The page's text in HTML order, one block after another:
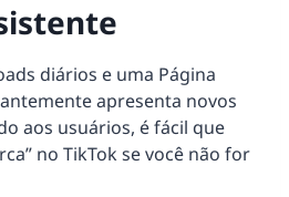
diários e uma Página
apresenta novos
aos usuários, é fácil que
no TikTok se você não for